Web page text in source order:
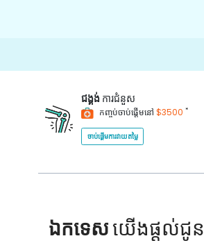
ជង្គង់ ការជំនួស
កញ្ចប់ចាប់ផ្តើមនៅ $3500 *
ចាប់ផ្តើមការវាយតម្លៃ
ឯកទេសយើងផ្តល់ជូន